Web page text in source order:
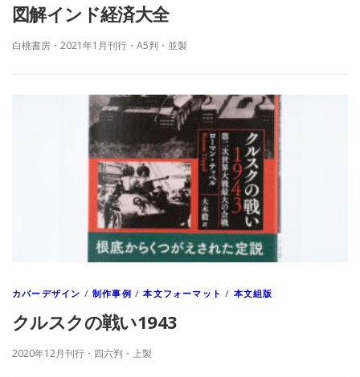
図解インド経済大全
白桃書房・2021年1月刊行・A5判・並製
カバーデザイン /制作事例 /本文フォーマット / 本文組版
クルスクの戦い1943
2020年12月刊行・四六判・上製